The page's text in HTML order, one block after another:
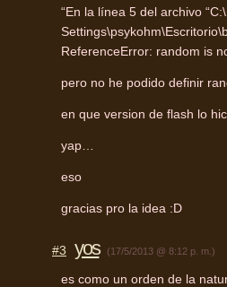
“En la línea 5 del archivo
ReferenceError: random is
pero no he podido definir
en que version de flash lo
yap…
eso
gracias pro la idea :D
#3 yos (17/5/2013 @ 8:12 p. m.)
es como un orden de la